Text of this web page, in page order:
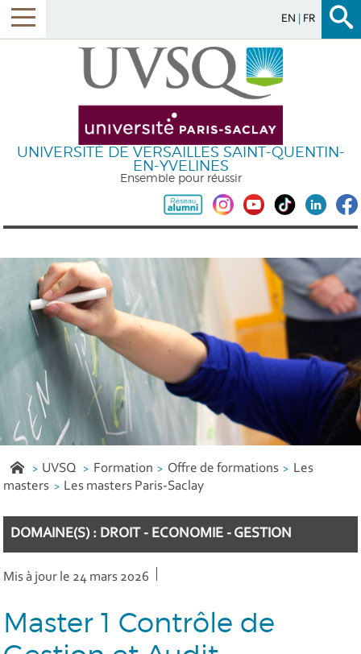
EN FR
UNIVERSITÉ DE VERSAILLES SAINT-QUENTIN-
EN-YVELINES
Ensemble pour réussir
UVSQ Formation Offre de formations
Les
masters
Les masters Paris-Saclay
DOMAINE(S) : DROIT - ECONOMIE - GESTION
Mis à jour le 24 mars 2026
Master 1 Contrôle de